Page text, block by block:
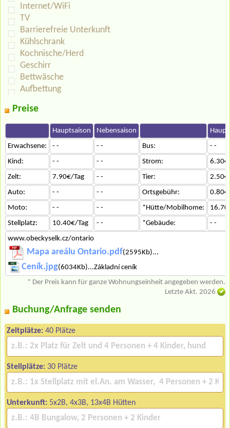
Internet/WiFi
TV
Barrierefreie Unterkunft
Kühlschrank
Kochnische/Herd
Geschirr
Bettwäsche
Aufbettung
Preise
Hauptsaison Nebensaison
Erwachsene:
- - - - Bus:
- -
Kind:
- - - - Strom:
Zelt:
7.90€/Tag - - Tier:
Auto:
- - - - Ortsgebühr:
Moto:
- - - - *Hütte/Mobilhome:
Stellplatz:
10.40€/Tag - - *Gebäude:
- -
www.obeckyselk.cz/ontario
Mapa areálu Ontario.pdf(2595Kb)...
Ceník.jpg(6034Kb)...Základní ceník
* Der Preis kann für ganze Wohnungseinheit angegeben werden.
Letzte Akt. 2026
Buchung/Anfrage senden
Zeltplätze: 40 Plätze
Stellplätze: 30 Plätze
Unterkunft: 5x2B, 4x3B, 13x4B Hütten